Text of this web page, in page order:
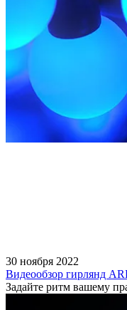
30 ноября 2022
Видеообзор гирлянд
Задайте ритм вашему